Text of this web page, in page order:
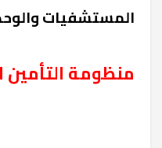
المستشفيات
منظومة